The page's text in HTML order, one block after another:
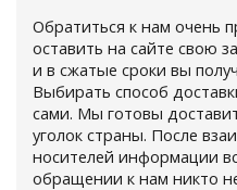
Обратиться к нам очень
оставить на сайте свою
и в сжатые сроки вы
Выбирать способ
сами. Мы готовы
уголок страны. После
носителей информации
обращении к нам никто